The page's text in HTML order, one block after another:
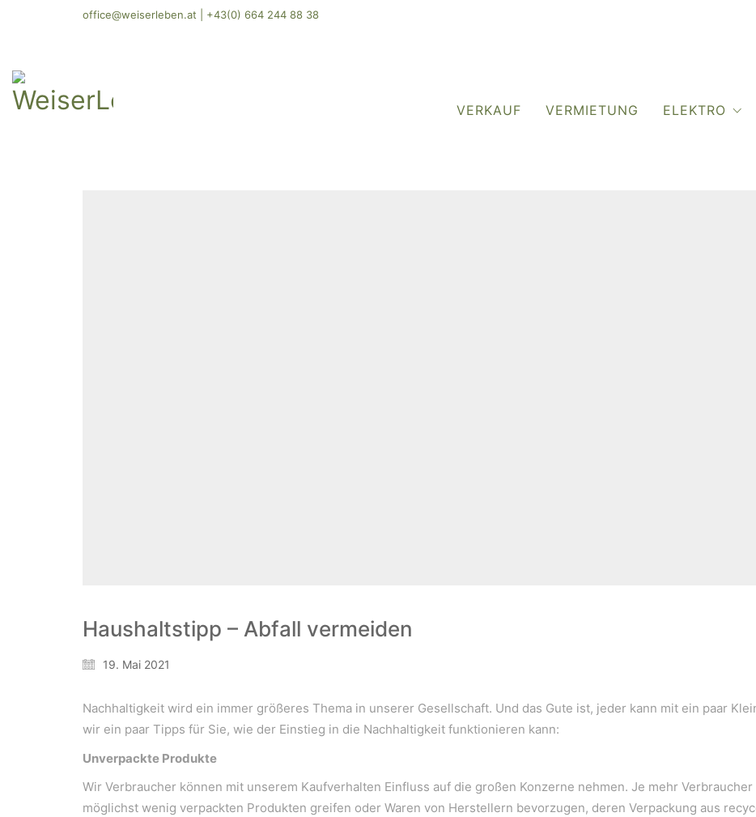
office@weiserleben.at +43(0) 664 244 88 38
VERKAUF VERMIETUNG ELEKTRO
Haushaltstipp – Abfall vermeiden
19. Mai 2021
Nachhaltigkeit wird ein immer größeres Thema in unserer Gesellschaft. Und das Gute ist, jeder kann mit ein paar
wir ein paar Tipps für Sie, wie der Einstieg in die Nachhaltigkeit funktionieren kann:
Unverpackte Produkte
Wir Verbraucher können mit unserem Kaufverhalten Einfluss auf die großen Konzerne nehmen. Je mehr
möglichst wenig verpackten Produkten greifen oder Waren von Herstellern bevorzugen, deren Verpackung aus